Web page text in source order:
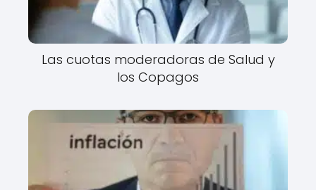
Las cuotas moderadoras de Salud y
los Copagos